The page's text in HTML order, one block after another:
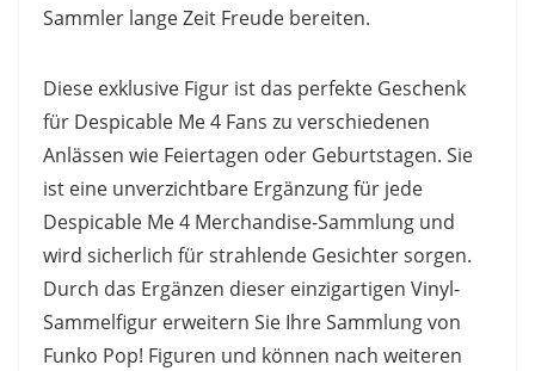
Sammler lange Zeit Freude bereiten.
Diese exklusive Figur ist das perfekte Geschenk
für Despicable Me 4 Fans zu verschiedenen
Anlässen wie Feiertagen oder Geburtstagen. Sie
ist eine unverzichtbare Ergänzung für jede
Despicable Me 4 Merchandise-Sammlung und
wird sicherlich für strahlende Gesichter sorgen.
Durch das Ergänzen dieser einzigartigen Vinyl-
Sammelfigur erweitern Sie Ihre Sammlung von
Funko Pop! Figuren und können nach weiteren